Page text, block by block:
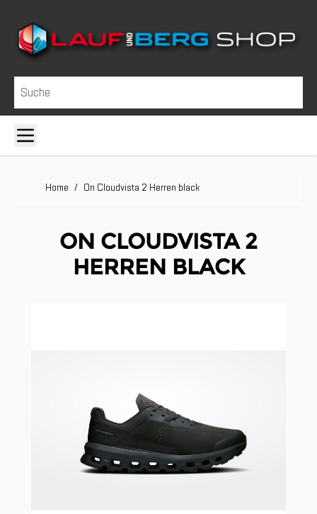
Suche
Home / On Cloudvista 2 Herren black
ON CLOUDVISTA 2
HERREN BLACK